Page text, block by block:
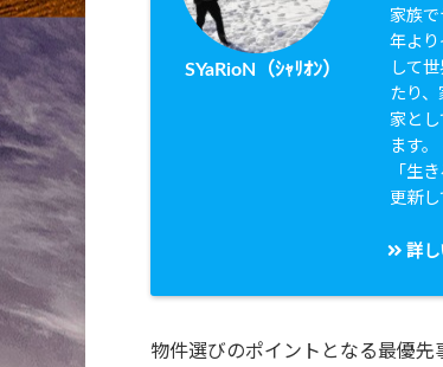
SYaRioN（ｼｬﾘｵﾝ）
家族
年よ
して
たり
家と
ます
「生
更新し
詳し
物件選びのポイントとなる最優先